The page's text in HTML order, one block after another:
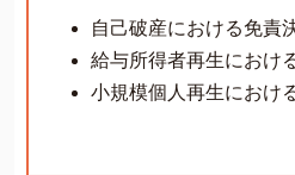
自己破産における免責
給与所得者再生におけ
小規模個人再生におけ